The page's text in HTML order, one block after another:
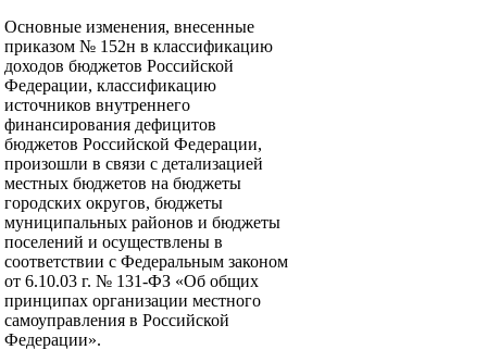
Основные изменения, внесенные
приказом № 152н в классификацию
доходов бюджетов Российской
Федерации, классификацию
источников внутреннего
финансирования дефицитов
бюджетов Российской Федерации,
произошли в связи с детализацией
местных бюджетов на бюджеты
городских округов, бюджеты
муниципальных районов и бюджеты
поселений и осуществлены в
соответствии с Федеральным законом
от 6.10.03 г. № 131-ФЗ «Об общих
принципах организации местного
самоуправления в Российской
Федерации».